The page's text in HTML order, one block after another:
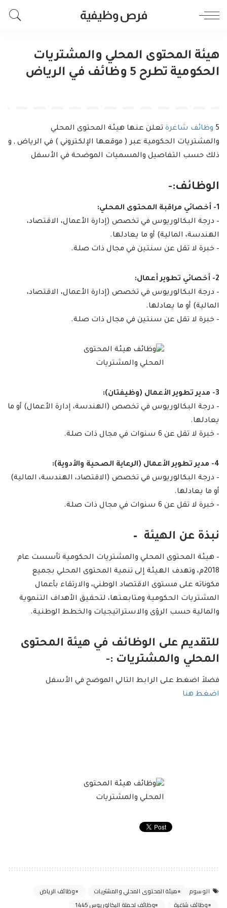
فرص وظيفية
هيئة المحتوى المحلي والمشتريات
الحكومية تطرح 5 وظائف في الرياض
5 وظائف شاغرة تعلن عنها هيئة المحتوى المحلي
والمشتريات الحكومية عبر ( موقعها الإلكتروني ) في الرياض , و
ذلك حسب التفاصيل والمسميات الموضحة في الأسفل
الوظائف:-
1- أخصائي مراقبة المحتوى المحلي:
– درجة البكالوريوس في تخصص (إدارة الأعمال، الاقتصاد،
الهندسة، المالية) أو ما يعادلها.
– خبرة لا تقل عن سنتين في مجال ذات صلة.
2- أخصائي تطوير أعمال:
– درجة البكالوريوس في تخصص (إدارة الأعمال، الاقتصاد،
المالية) أو ما يعادلها.
– خبرة لا تقل عن سنتين في مجال ذات صلة.
3- مدير تطوير الأعمال (وظيفتان):
– درجة البكالوريوس في تخصص (الهندسة، إدارة الأعمال) أو ما
يعادلها.
– خبرة لا تقل عن 6 سنوات في مجال ذات صلة.
4- مدير تطوير الأعمال (الرعاية الصحية والأدوية):
– درجة البكالوريوس في تخصص (الاقتصاد، الهندسة، المالية)
أو ما يعادلها.
– خبرة لا تقل عن 6 سنوات في مجال ذات صلة.
نبذة عن الهيئة –
– هيئة المحتوى المحلي والمشتريات الحكومية تأسست عام
2018م، وتهدف الهيئة إلى تنمية المحتوى المحلي بجميع
مكوناته على مستوى الاقتصاد الوطني، والارتقاء بأعمال
المشتريات الحكومية ومتابعتها، لتحقيق الأهداف التنموية
والمالية حسب الرؤى والاستراتيجيات والخطط الوطنية.
للتقديم على الوظائف في هيئة المحتوى
المحلي والمشتريات :-
فضلاَ اضغط على الرابط التالي الموضح في الأسفل
اضغط هنا
الوسوم هيئة المحتوى المحلي والمشتريات
وظائف الرياض
وظائف شاغرة
وظائف لحملة البكالوريوس 1445